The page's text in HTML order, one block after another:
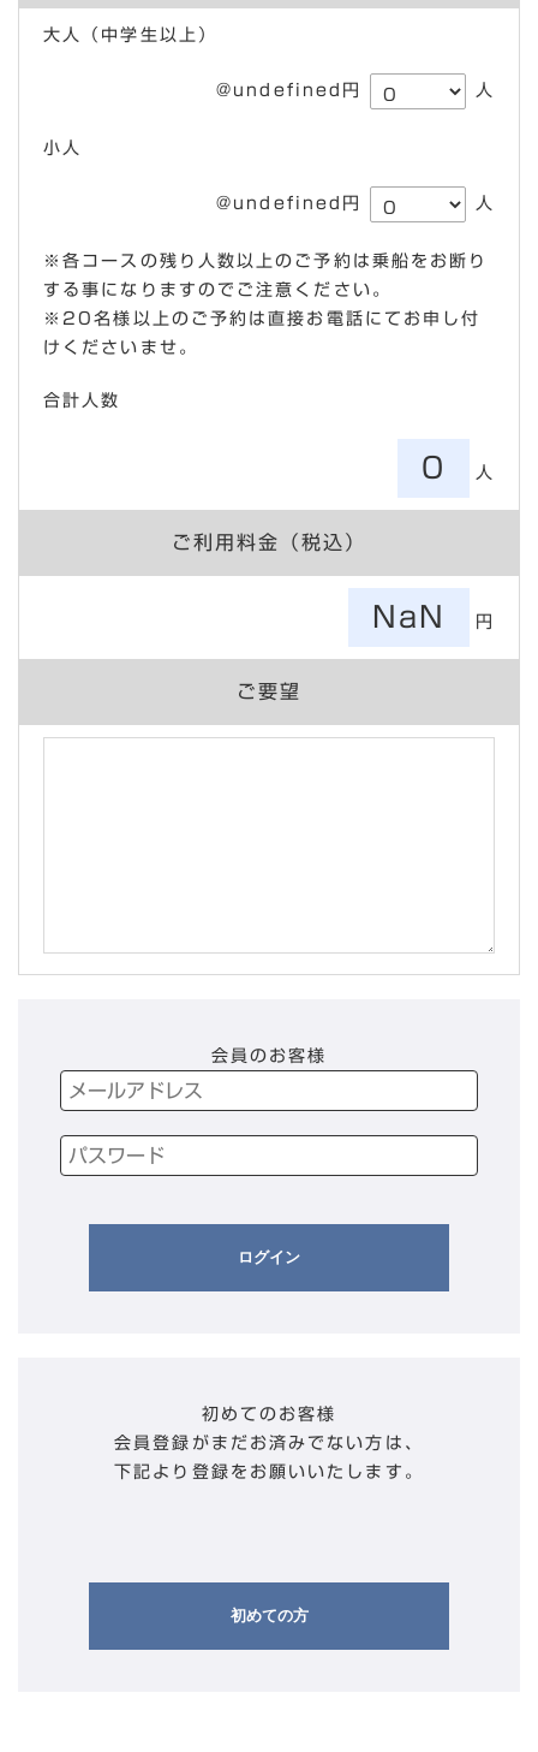
大人（中学生以上）
@undefined円 人
小人
@undefined円 人
※各コースの残り人数以上のご予約は乗船をお断り
する事になりますのでご注意ください。
※20名様以上のご予約は直接お電話にてお申し付
けくださいませ。
合計人数
0 人
ご利用料金（税込）
NaN 円
ご要望
会員のお客様
ログイン
初めてのお客様
会員登録がまだお済みでない方は、
下記より登録をお願いいたします。
初めての方